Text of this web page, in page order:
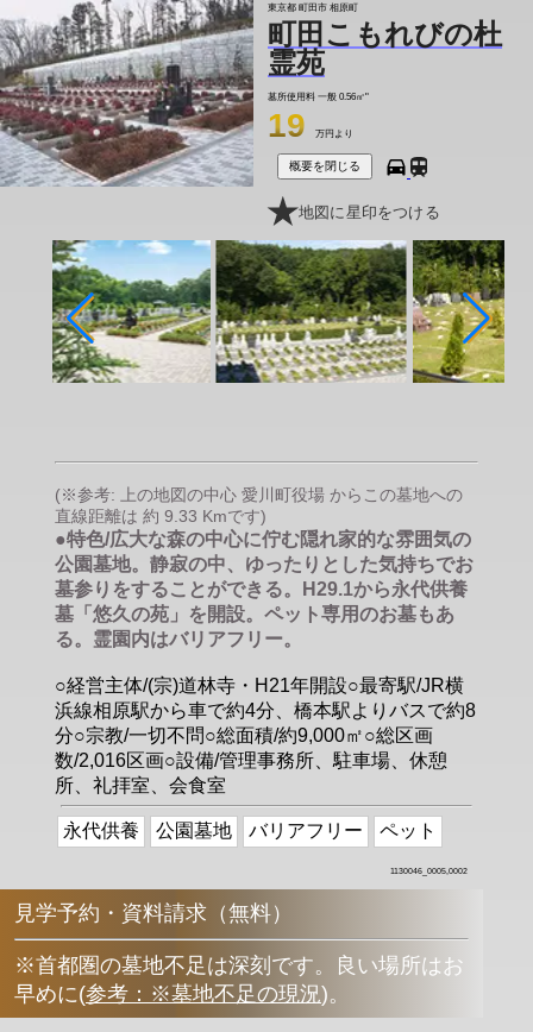
東京都 町田市 相原町
町田こもれびの杜
霊苑
墓所使用料 一般 0.56㎡"
19 万円より
概要を閉じる
地図に星印をつける
(※参考: 上の地図の中心 愛川町役場 からこの墓地への
直線距離は 約 9.33 Kmです)
●特色/広大な森の中心に佇む隠れ家的な雰囲気の
公園墓地。静寂の中、ゆったりとした気持ちでお
墓参りをすることができる。H29.1から永代供養
墓「悠久の苑」を開設。ペット専用のお墓もあ
る。霊園内はバリアフリー。
○経営主体/(宗)道林寺・H21年開設○最寄駅/JR横
浜線相原駅から車で約4分、橋本駅よりバスで約8
分○宗教/一切不問○総面積/約9,000㎡○総区画
数/2,016区画○設備/管理事務所、駐車場、休憩
所、礼拝室、会食室
永代供養 公園墓地 バリアフリー ペット
1130046_0005,0002
見学予約・資料請求（無料）
※首都圏の墓地不足は深刻です。良い場所はお
早めに(参考：※墓地不足の現況)。